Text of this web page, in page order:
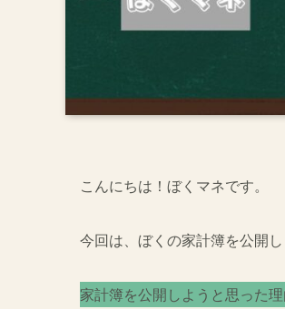
こんにちは！ぼくマネです。
今回は、ぼくの家計簿を公開
家計簿を公開しようと思った